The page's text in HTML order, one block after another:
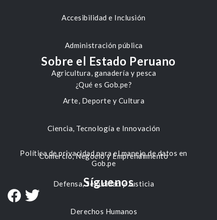
Accesibilidad e Inclusión
Administración pública
Agricultura, ganadería y pesca
Arte, Deporte y Cultura
Ciencia, Tecnología e Innovación
Comercio, Negocio y Emprendimiento
Defensa, Seguridad y Justicia
Derechos Humanos
Sobre el Estado Peruano
¿Qué es Gob.pe?
Política de privacidad para el manejo de datos en
Gob.pe
Síguenos